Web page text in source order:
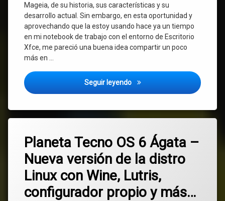
Mageia, de su historia, sus características y su
desarrollo actual. Sin embargo, en esta oportunidad y
aprovechando que la estoy usando hace ya un tiempo
en mi notebook de trabajo con el entorno de Escritorio
Xfce, me pareció una buena idea compartir un poco
más en …
Seguir leyendo Mageia 9 Xfce –
Planeta Tecno OS 6 Ágata –
Nueva versión de la distro
Linux con Wine, Lutris,
configurador propio y más…
Debian
Linux
lutris
comentarios
en
Planeta
Tecno
6
Ágata